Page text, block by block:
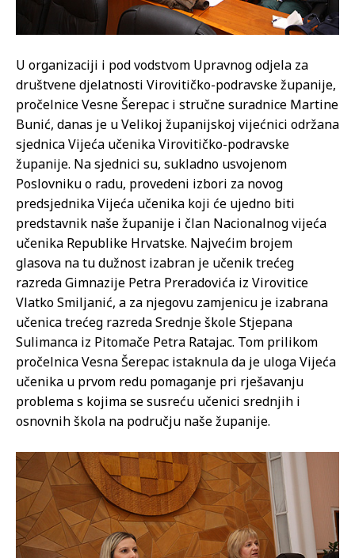
U organizaciji i pod vodstvom Upravnog odjela za
društvene djelatnosti Virovitičko-podravske županije,
pročelnice Vesne Šerepac i stručne suradnice Martine
Bunić, danas je u Velikoj županijskoj vijećnici održana
sjednica Vijeća učenika Virovitičko-podravske
županije. Na sjednici su, sukladno usvojenom
Poslovniku o radu, provedeni izbori za novog
predsjednika Vijeća učenika koji će ujedno biti
predstavnik naše županije i član Nacionalnog vijeća
učenika Republike Hrvatske. Najvećim brojem
glasova na tu dužnost izabran je učenik trećeg
razreda Gimnazije Petra Preradovića iz Virovitice
Vlatko Smiljanić, a za njegovu zamjenicu je izabrana
učenica trećeg razreda Srednje škole Stjepana
Sulimanca iz Pitomače Petra Ratajac. Tom prilikom
pročelnica Vesna Šerepac istaknula da je uloga Vijeća
učenika u prvom redu pomaganje pri rješavanju
problema s kojima se susreću učenici srednjih i
osnovnih škola na području naše županije.